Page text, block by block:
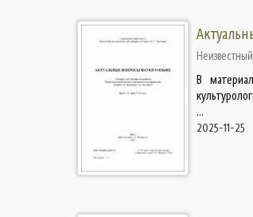
В
...
2025-11-25